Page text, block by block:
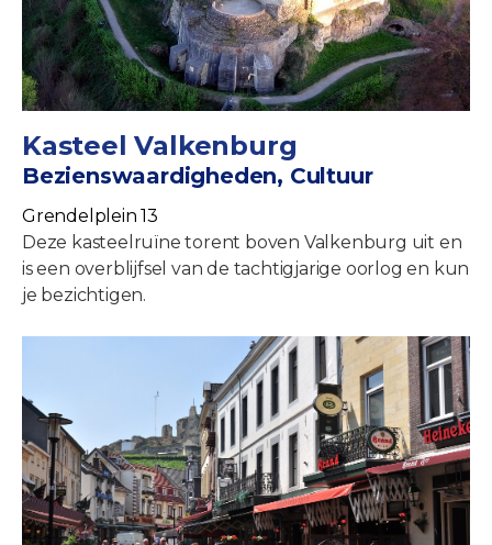
Kasteel Valkenburg
Bezienswaardigheden, Cultuur
Grendelplein 13
Deze kasteelruïne torent boven Valkenburg uit en
is een overblijfsel van de tachtigjarige oorlog en kun
je bezichtigen.